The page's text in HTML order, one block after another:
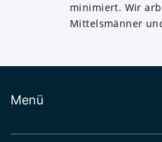
minimiert. Wir
Mittelsmänner
Menü